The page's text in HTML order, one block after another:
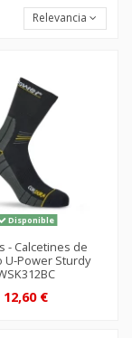
Relevancia
Disponible
- Calcetines de
U-Power Sturdy
12,60 €